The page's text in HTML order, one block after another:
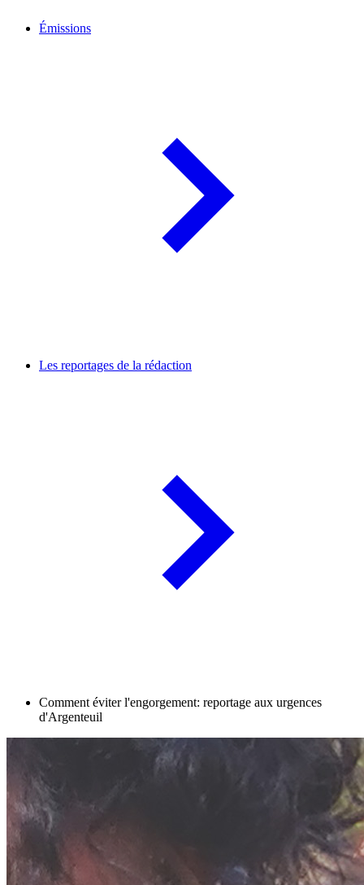
Émissions
Les reportages de la rédaction
Comment éviter l'engorgement: reportage aux urgences
d'Argenteuil